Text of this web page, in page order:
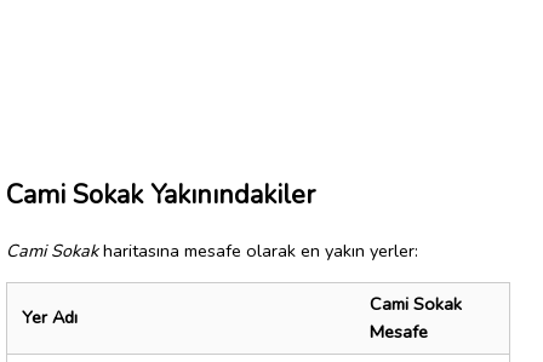
Cami Sokak Yakınındakiler
Cami Sokakharitasına mesafe olarak en yakın yerler:
Yer Adı
Cami Sokak
Mesafe